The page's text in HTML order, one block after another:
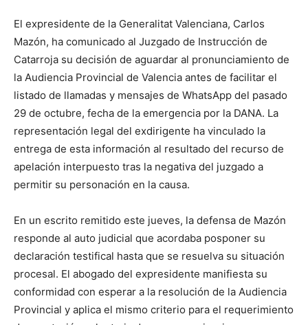
El expresidente de la Generalitat Valenciana, Carlos
Mazón, ha comunicado al Juzgado de Instrucción de
Catarroja su decisión de aguardar al pronunciamiento de
la Audiencia Provincial de Valencia antes de facilitar el
listado de llamadas y mensajes de WhatsApp del pasado
29 de octubre, fecha de la emergencia por la DANA. La
representación legal del exdirigente ha vinculado la
entrega de esta información al resultado del recurso de
apelación interpuesto tras la negativa del juzgado a
permitir su personación en la causa.
En un escrito remitido este jueves, la defensa de Mazón
responde al auto judicial que acordaba posponer su
declaración testifical hasta que se resuelva su situación
procesal. El abogado del expresidente manifiesta su
conformidad con esperar a la resolución de la Audiencia
Provincial y aplica el mismo criterio para el requerimiento